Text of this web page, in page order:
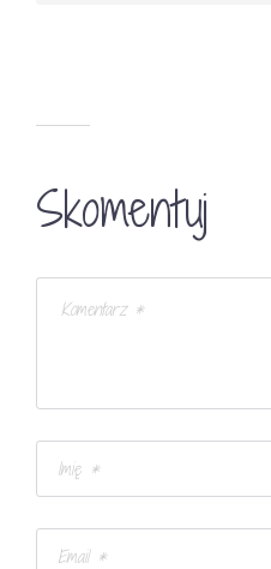
Skomentuj